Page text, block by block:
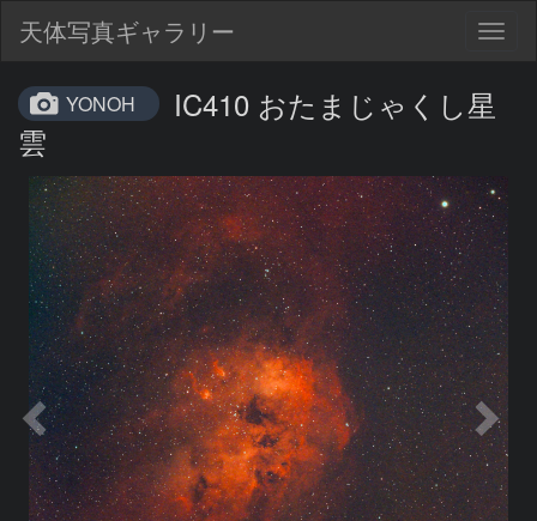
天体写真ギャラリー
YONOH
IC410 おたまじゃくし星
雲